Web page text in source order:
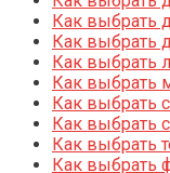
Как выбрать
Как выбрать
Как выбрать
Как выбрать
Как выбрать
Как выбрать
Как выбрать
Как выбрать